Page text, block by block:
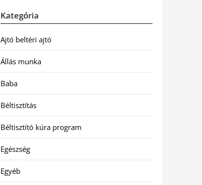
Kategória
Ajtó beltéri ajtó
Állás munka
Baba
Béltisztítás
Béltisztító kúra program
Egészség
Egyéb